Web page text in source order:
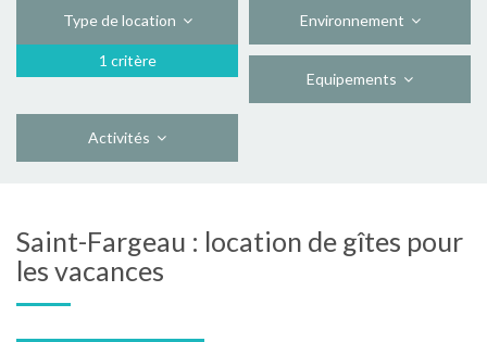
Type de location
1 critère
Environnement
Equipements
Activités
Saint-Fargeau : location de gîtes pour
les vacances